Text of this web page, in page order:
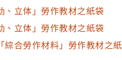
、立体」勞作教材之紙袋
、立体」勞作教材之紙袋
綜合勞作材料」勞作教材之紙